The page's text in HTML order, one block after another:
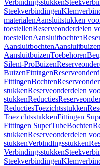
Verbindingsstukken
Steekverbindingen
materialenAansluitstukken
toestellenReserveonderdelen
toestellenAansluitbochten
AansluitbochtenAansluitbuizen
AansluitbuizenToebehoren
Silent-ProBuizen
BuizenFittingen
FittingenBochten
stukkenReserveonderdelen
stukkenReducties
ReductiesToezichtsstukken
ToezichtsstukkenFittingen
Fittingen SuperTubeBochten
stukkenReserveonderdelen
stukkenVerbindingsstukken
Verbindingsstukken
Steekverbindingen